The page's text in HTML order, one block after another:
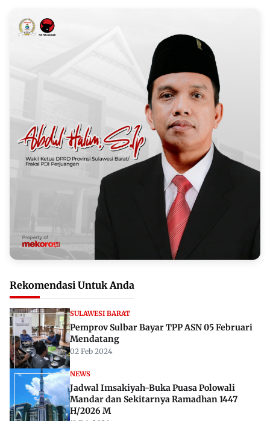
Rekomendasi Untuk Anda
SULAWESI BARAT
Pemprov Sulbar Bayar TPP ASN 05 Februari
Mendatang
02 Feb 2024
NEWS
Jadwal Imsakiyah-Buka Puasa Polowali
Mandar dan Sekitarnya Ramadhan 1447
H/2026 M